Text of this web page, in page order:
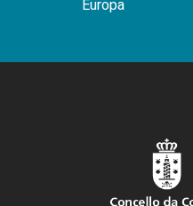
Europa